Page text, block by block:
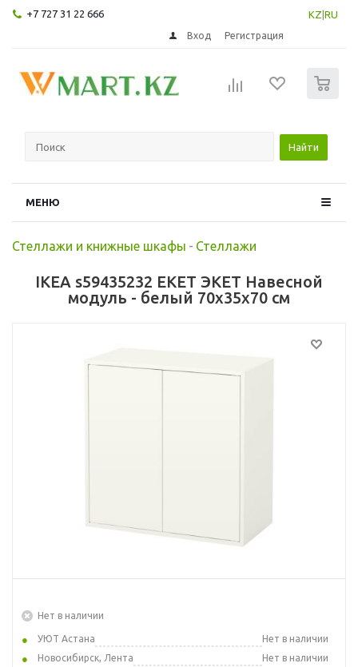
+7 727 31 22 666 KZ RU
Вход Регистрация
Найти
МЕНЮ
Стеллажи и книжные шкафы - Стеллажи
IKEA s59435232 EKET ЭКЕТ Навесной
модуль - белый 70x35x70 см
Нет в наличии
УЮТ Астана
Нет в наличии
Новосибирск, Лента
Нет в наличии